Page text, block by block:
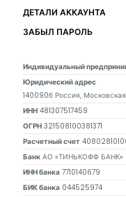
ДЕТАЛИ АККАУНТА
ЗАБЫЛ ПАРОЛЬ
Индивидуальный
Юридический адрес
140090б Россия,
ИНН 481307517459
ОГРН 321508100381371
Расчетный счет
Банк АО «ТИНЬКОФФ БАНК»
ИНН банка 7710140679
БИК банка 044525974